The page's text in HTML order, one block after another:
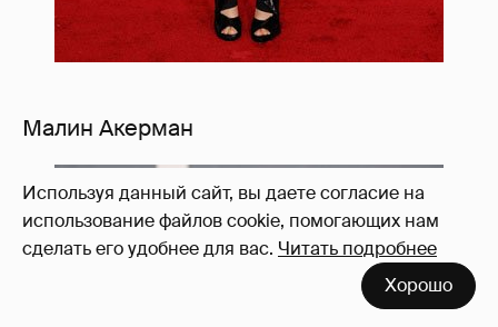
Используя данный сайт, вы даете согласие на
использование файлов cookie, помогающих нам
сделать его удобнее для вас. Читать подробнее
Хорошо
Малин Акерман